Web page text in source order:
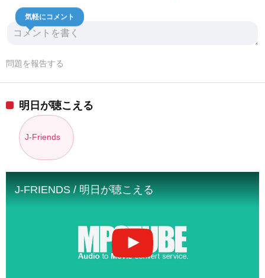
気軽にコメント
問題を報告する
明日が聴こえる
J-Friends
J-FRIENDS / 明日が聴こえる